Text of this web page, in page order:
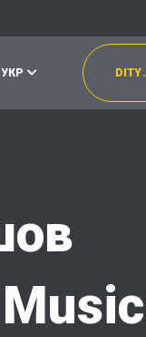
D TY.
У К Р